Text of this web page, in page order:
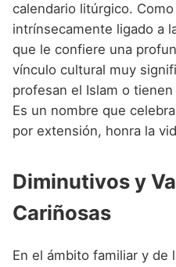
calendario litúrgico.
intrínsecamente ligado a
que le confiere una
vínculo cultural muy
profesan el Islam o
Es un nombre que
por extensión, honra la
Diminutivos y
Cariñosas
En el ámbito familiar y de